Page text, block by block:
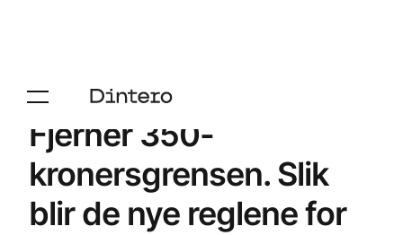
Fjerner 350-
kronersgrensen. Slik
blir de nye reglene for